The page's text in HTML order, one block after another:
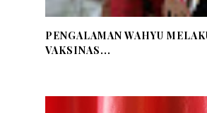
PENGALAMAN WAHYU
VAKSINAS...